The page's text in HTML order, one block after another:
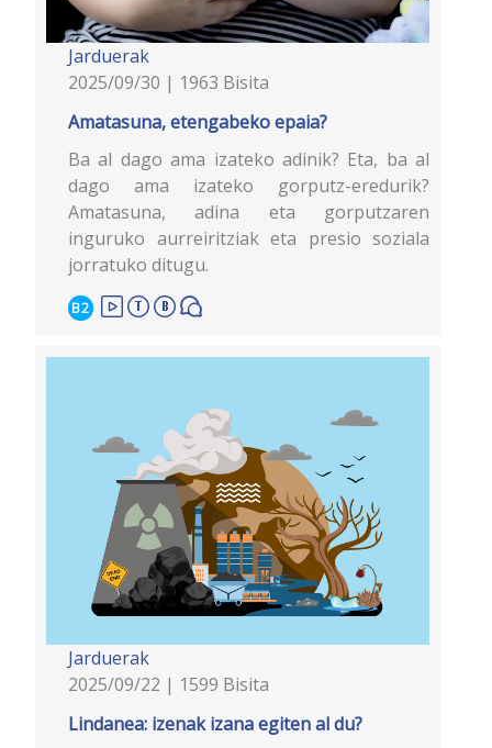
Jarduerak
2025/09/30 | 1963 Bisita
Amatasuna, etengabeko epaia?
Ba al dago ama izateko adinik? Eta, ba al
dago ama izateko gorputz-eredurik?
Amatasuna, adina eta gorputzaren
inguruko aurreiritziak eta presio soziala
jorratuko ditugu.
B2
Jarduerak
2025/09/22 | 1599 Bisita
Lindanea: izenak izana egiten al du?